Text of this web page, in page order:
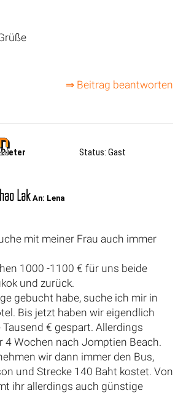
⇒ Beitrag beantworten
Dieter
Status: Gast
Lak An: Lena
mit meiner Frau auch immer
1000 -1100 € für uns beide
und zurück.
gebucht habe, suche ich mir in
Bis jetzt haben wir eigendlich
€ gespart. Allerdings
4 Wochen nach Jomptien Beach.
wir dann immer den Bus,
und Strecke 140 Baht kostet. Von
ihr allerdings auch günstige